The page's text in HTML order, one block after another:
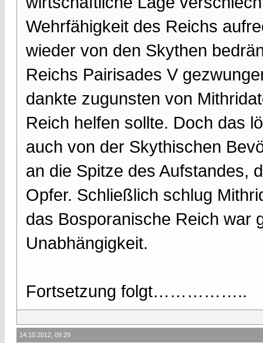
Wehrfähigkeit des Reichs
wieder von den Skythen
Reichs Pairisades V
dankte zugunsten von
Reich helfen sollte. Doch das
auch von der Skythischen
an die Spitze des Aufstandes,
Opfer. Schließlich schlug
das Bosporanische Reich war
Unabhängigkeit.
Fortsetzung folgt……………..
14.10.2012, 09:29